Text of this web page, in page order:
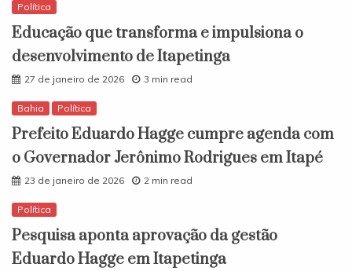
Política
Educação que transforma e impulsiona o
desenvolvimento de Itapetinga
27 de janeiro de 2026 3 min read
Bahia Política
Prefeito Eduardo Hagge cumpre agenda com
o Governador Jerônimo Rodrigues em Itapé
23 de janeiro de 2026 2 min read
Política
Pesquisa aponta aprovação da gestão
Eduardo Hagge em Itapetinga